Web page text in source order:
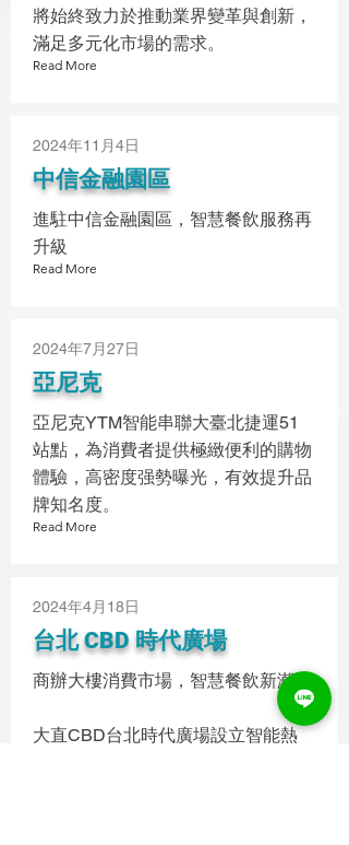
將始終致力於推動業界變革與創新，
滿足多元化市場的需求。
Read More
2024年11月4日
中信金融園區
進駐中信金融園區，智慧餐飲服務再
升級
Read More
2024年7月27日
亞尼克
亞尼克YTM智能串聯大臺北捷運51
站點，為消費者提供極緻便利的購物
體驗，高密度强勢曝光，有效提升品
牌知名度。
Read More
2024年4月18日
台北 CBD 時代廣場
商辦大樓消費市場，智慧餐飲新潮流
大直CBD台北時代廣場設立智能熱